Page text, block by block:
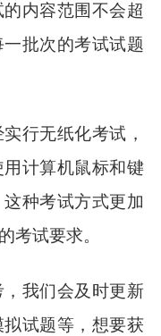
内容范围不会超
批次的考试试题
行无纸化考试，
计算机鼠标和键
种考试方式更加
考试要求。
我们会及时更新
试题等，想要获